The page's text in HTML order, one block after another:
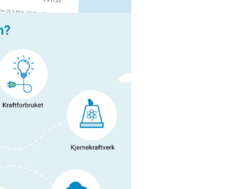
hvor mye